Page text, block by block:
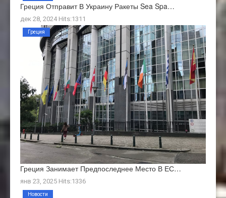
Греция Отправит В Украину Ракеты Sea Spa…
дек 28, 2024 Hits:1311
Греция Занимает Предпоследнее Место В ЕС…
янв 23, 2025 Hits:1336
Греция
Новости